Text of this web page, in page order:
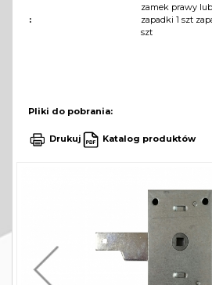
:
zamek prawy
zapadki 1 szt
szt
Pliki do pobrania:
Drukuj Katalog produktów